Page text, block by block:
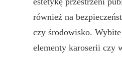
również na
czy środowisko.
elementy karoserii czy